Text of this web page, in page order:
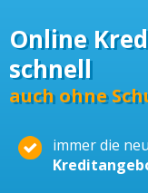
Online
schnell
auch ohne
immer die